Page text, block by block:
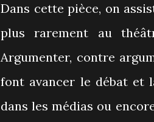
Dans cette pièce, on
plus rarement au
Argumenter, contre
font avancer le débat et
dans les médias ou